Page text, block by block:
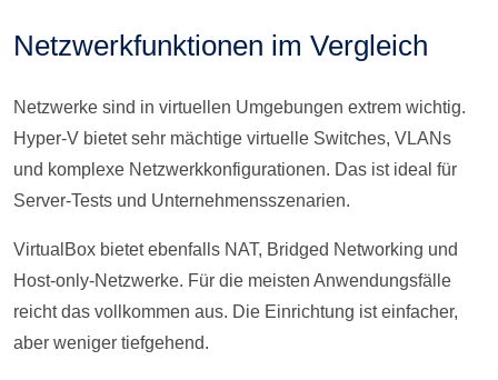
Netzwerkfunktionen im Vergleich
Netzwerke sind in virtuellen Umgebungen extrem wichtig.
Hyper-V bietet sehr mächtige virtuelle Switches, VLANs
und komplexe Netzwerkkonfigurationen. Das ist ideal für
Server-Tests und Unternehmensszenarien.
VirtualBox bietet ebenfalls NAT, Bridged Networking und
Host-only-Netzwerke. Für die meisten Anwendungsfälle
reicht das vollkommen aus. Die Einrichtung ist einfacher,
aber weniger tiefgehend.